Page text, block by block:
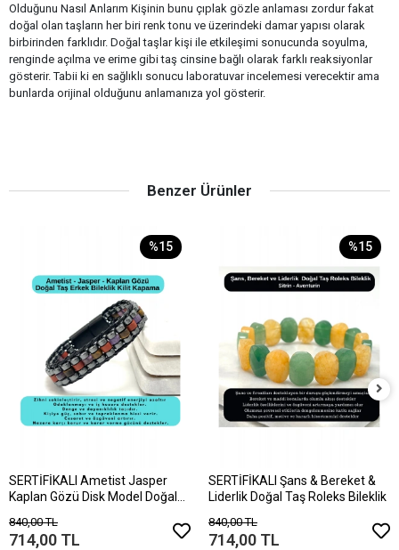
Olduğunu Nasıl Anlarım Kişinin bunu çıplak gözle anlaması zordur fakat
doğal olan taşların her biri renk tonu ve üzerindeki damar yapısı olarak
birbirinden farklıdır. Doğal taşlar kişi ile etkileşimi sonucunda soyulma,
renginde açılma ve erime gibi taş cinsine bağlı olarak farklı reaksiyonlar
gösterir. Tabii ki en sağlıklı sonucu laboratuvar incelemesi verecektir ama
bunlarda orijinal olduğunu anlamanıza yol gösterir.
Benzer Ürünler
%15
SERTİFİKALI Ametist Jasper
Kaplan Gözü Disk Model Doğal
840,00 TL
714,00 TL
%15
SERTİFİKALI Şans & Bereket &
Liderlik Doğal Taş Roleks Bileklik
840,00 TL
714,00 TL